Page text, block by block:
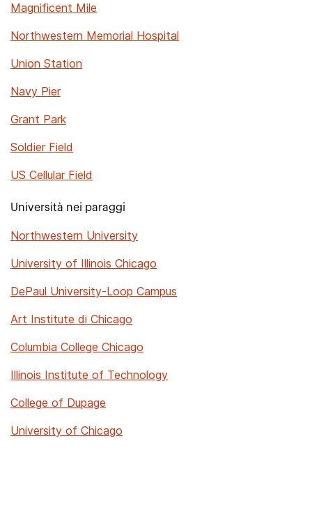
Magnificent Mile
Northwestern Memorial Hospital
Union Station
Navy Pier
Grant Park
Soldier Field
US Cellular Field
Università nei paraggi
Northwestern University
University of Illinois Chicago
DePaul University-Loop Campus
Art Institute di Chicago
Columbia College Chicago
Illinois Institute of Technology
College of Dupage
University of Chicago